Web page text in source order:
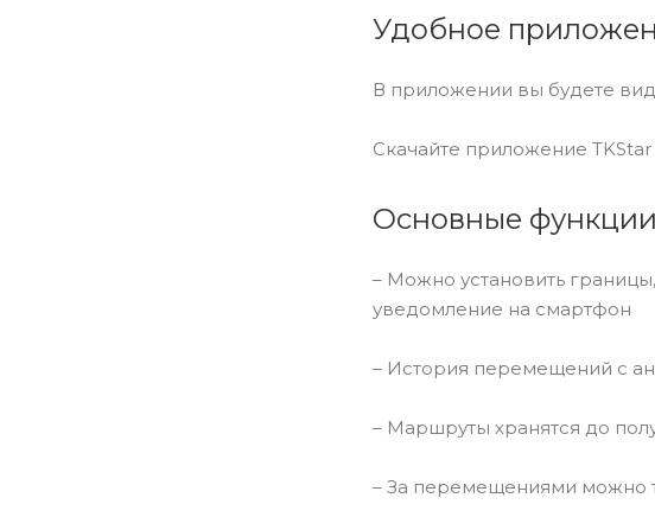
Удобное
В приложении вы будете
Скачайте приложение TKStar
Основные
– Можно установить
уведомление на смартфон
– История перемещений с
– Маршруты хранятся до
– За перемещениями можно